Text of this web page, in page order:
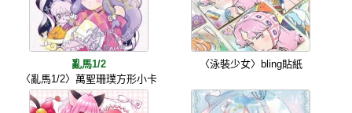
亂馬1/2
〈亂馬1/2〉萬聖珊璞方形小卡
〈泳裝少女〉bling貼紙